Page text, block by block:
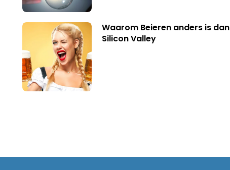
Waarom Beieren anders is dan
Silicon Valley